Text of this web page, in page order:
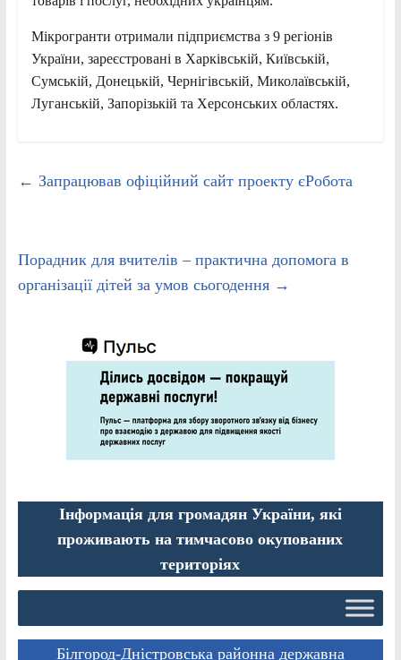
Мікрогранти отримали підприємства з 9 регіонів
України, зареєстровані в Харківській, Київській,
Сумській, Донецькій, Чернігівській, Миколаївській,
Луганській, Запорізькій та Херсонських областях.
← Запрацював офіційний сайт проекту єРобота
Порадник для вчителів – практична допомога в
організації дітей за умов сьогодення →
Інформація для громадян України, які
проживають на тимчасово окупованих
територіях
Білгород-Дністровська районна державна